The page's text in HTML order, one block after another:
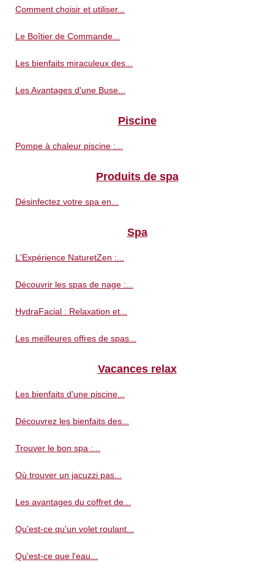
Comment choisir et utiliser...
Le Boîtier de Commande...
Les bienfaits miraculeux des...
Les Avantages d'une Buse...
Piscine
Pompe à chaleur piscine :...
Produits de spa
Désinfectez votre spa en...
Spa
L'Expérience NaturetZen :...
Découvrir les spas de nage :...
HydraFacial : Relaxation et...
Les meilleures offres de spas...
Vacances relax
Les bienfaits d'une piscine...
Découvrez les bienfaits des...
Trouver le bon spa :...
Où trouver un jacuzzi pas...
Les avantages du coffret de...
Qu'est-ce qu'un volet roulant...
Qu'est-ce que l'eau...